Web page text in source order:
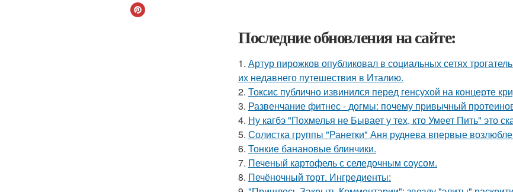
Последние обновления на сайте:
1. Артур пирожков опубликовал в социальных сетях
их недавнего путешествия в Италию.
2. Токсис публично извинился перед генсухой на концерте
3. Развенчание фитнес - догмы: почему привычный
4. Ну кагбэ "Похмелья не Бывает у тех, кто Умеет Пить" это
5. Солистка группы "Ранетки" Аня руднева впервые
6. Тонкие банановые блинчики.
7. Печеный картофель с селедочным соусом.
8. Печёночный торт. Ингредиенты: